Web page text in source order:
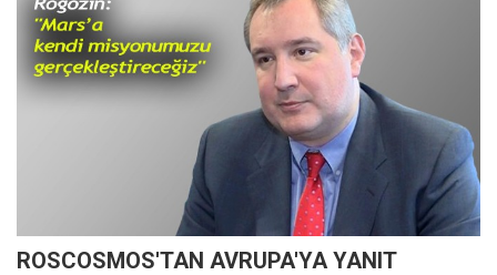
ROSCOSMOS'TAN AVRUPA'YA YANIT